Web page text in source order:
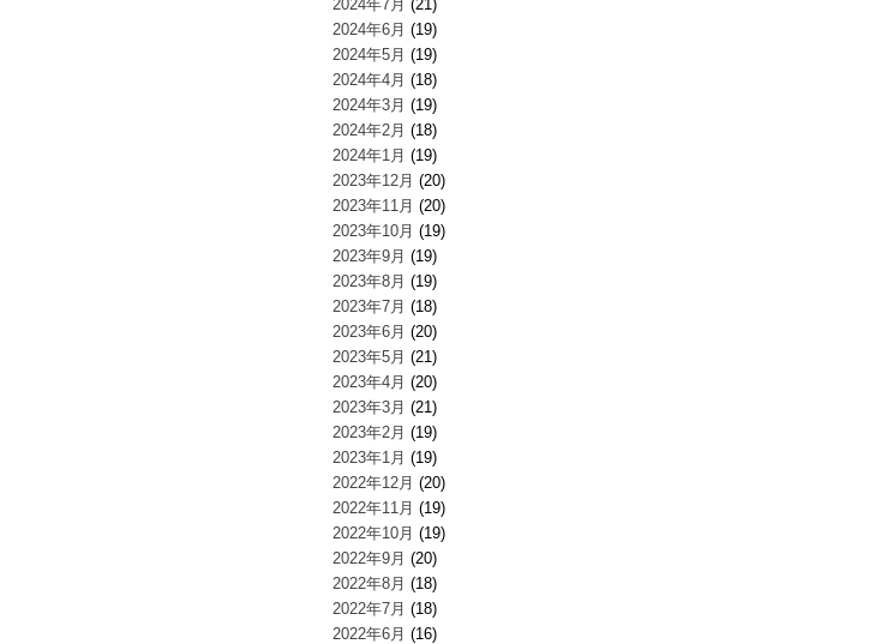
2024年7月 (21)
2024年6月 (19)
2024年5月 (19)
2024年4月 (18)
2024年3月 (19)
2024年2月 (18)
2024年1月 (19)
2023年12月 (20)
2023年11月 (20)
2023年10月 (19)
2023年9月 (19)
2023年8月 (19)
2023年7月 (18)
2023年6月 (20)
2023年5月 (21)
2023年4月 (20)
2023年3月 (21)
2023年2月 (19)
2023年1月 (19)
2022年12月 (20)
2022年11月 (19)
2022年10月 (19)
2022年9月 (20)
2022年8月 (18)
2022年7月 (18)
2022年6月 (16)